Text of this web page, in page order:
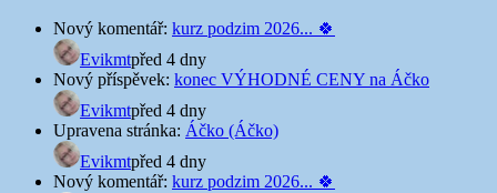
Nový komentář: kurz podzim 2026... 🍀
Evikmtpřed 4 dny
Nový příspěvek: konec VÝHODNÉ CENY na Áčko
Evikmtpřed 4 dny
Upravena stránka: Áčko (Áčko)
Evikmtpřed 4 dny
Nový komentář: kurz podzim 2026... 🍀